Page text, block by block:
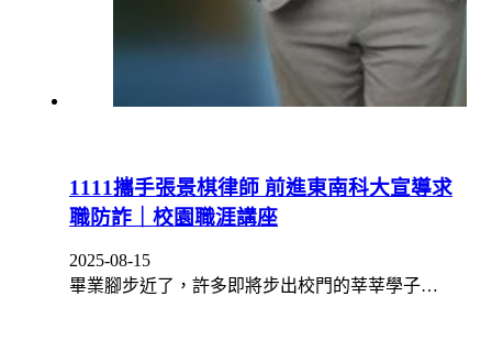
1111攜手張景棋律師 前進東南科大宣導求
職防詐｜校園職涯講座
2025-08-15
畢業腳步近了，許多即將步出校門的莘莘學子…